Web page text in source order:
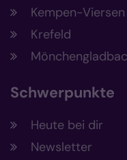
Kempen-Viersen
Krefeld
Schwerpunkte
Heute bei dir
Newsletter